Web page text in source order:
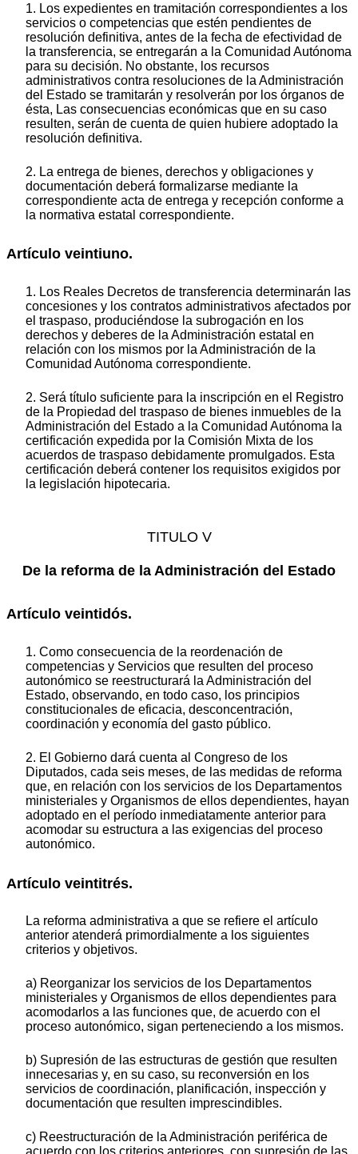
1. Los expedientes en tramitación correspondientes a los
servicios o competencias que estén pendientes de
resolución definitiva, antes de la fecha de efectividad de
la transferencia, se entregarán a la Comunidad Autónoma
para su decisión. No obstante, los recursos
administrativos contra resoluciones de la Administración
del Estado se tramitarán y resolverán por los órganos de
ésta, Las consecuencias económicas que en su caso
resulten, serán de cuenta de quien hubiere adoptado la
resolución definitiva.
2. La entrega de bienes, derechos y obligaciones y
documentación deberá formalizarse mediante la
correspondiente acta de entrega y recepción conforme a
la normativa estatal correspondiente.
Artículo veintiuno.
1. Los Reales Decretos de transferencia determinarán las
concesiones y los contratos administrativos afectados por
el traspaso, produciéndose la subrogación en los
derechos y deberes de la Administración estatal en
relación con los mismos por la Administración de la
Comunidad Autónoma correspondiente.
2. Será título suficiente para la inscripción en el Registro
de la Propiedad del traspaso de bienes inmuebles de la
Administración del Estado a la Comunidad Autónoma la
certificación expedida por la Comisión Mixta de los
acuerdos de traspaso debidamente promulgados. Esta
certificación deberá contener los requisitos exigidos por
la legislación hipotecaria.
TITULO V
De la reforma de la Administración del Estado
Artículo veintidós.
1. Como consecuencia de la reordenación de
competencias y Servicios que resulten del proceso
autonómico se reestructurará la Administración del
Estado, observando, en todo caso, los principios
constitucionales de eficacia, desconcentración,
coordinación y economía del gasto público.
2. El Gobierno dará cuenta al Congreso de los
Diputados, cada seis meses, de las medidas de reforma
que, en relación con los servicios de los Departamentos
ministeriales y Organismos de ellos dependientes, hayan
adoptado en el período inmediatamente anterior para
acomodar su estructura a las exigencias del proceso
autonómico.
Artículo veintitrés.
La reforma administrativa a que se refiere el artículo
anterior atenderá primordialmente a los siguientes
criterios y objetivos.
a) Reorganizar los servicios de los Departamentos
ministeriales y Organismos de ellos dependientes para
acomodarlos a las funciones que, de acuerdo con el
proceso autonómico, sigan perteneciendo a los mismos.
b) Supresión de las estructuras de gestión que resulten
innecesarias y, en su caso, su reconversión en los
servicios de coordinación, planificación, inspección y
documentación que resulten imprescindibles.
c) Reestructuración de la Administración periférica de
acuerdo con los criterios anteriores, con supresión de las